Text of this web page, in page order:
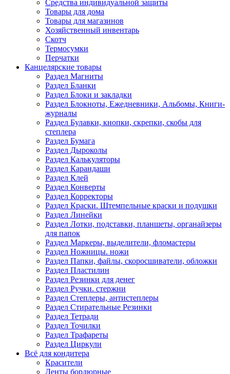
Средства индивидуальной защиты
Товары для дома
Товары для магазинов
Хозяйственный инвентарь
Скотч
Термосумки
Перчатки
Канцелярские товары
Раздел Магниты
Раздел Бланки
Раздел Блоки и закладки
Раздел Блокноты, Ежедневники, Альбомы, Книги-
журналы
Раздел Булавки, кнопки, скрепки, скобы для
степлера
Раздел Бумага
Раздел Дыроколы
Раздел Калькуляторы
Раздел Карандаши
Раздел Клей
Раздел Конверты
Раздел Корректоры
Раздел Краски. Штемпельные краски и подушки
Раздел Линейки
Раздел Лотки, подставки, планшеты, органайзеры
для папок
Раздел Маркеры, выделители, фломастеры
Раздел Ножницы. ножи
Раздел Папки, файлы, скоросшиватели, обложки
Раздел Пластилин
Раздел Резинки для денег
Раздел Ручки. стержни
Раздел Степлеры, антистеплеры
Раздел Стирательные Резинки
Раздел Тетради
Раздел Точилки
Раздел Трафареты
Раздел Циркули
Всё для кондитера
Красители
Ленты бордюрные